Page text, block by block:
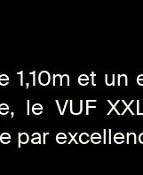
1,10m et
le VUF
par